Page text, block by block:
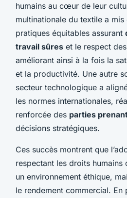
humains au cœur de leur
multinationale du textile a
pratiques équitables assurant
travail sûres et le respect
améliorant ainsi à la fois la
et la productivité. Une autre
secteur technologique a
les normes internationales,
renforcée des parties
décisions stratégiques.
Ces succès montrent que
respectant les droits humains
un environnement éthique,
le rendement commercial. En